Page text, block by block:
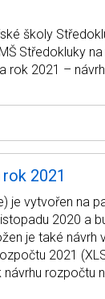
školy
Středokluky
rok 2021 –
2021
je vytvořen na
2020 a
je také návrh
2021
rozpočtu